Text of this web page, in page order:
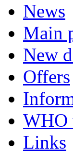
News
Main
New
Offers
WHO
Links